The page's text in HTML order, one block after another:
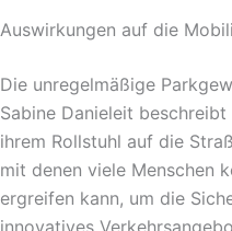
Auswirkungen auf die
Die unregelmäßige
Sabine Danieleit
ihrem Rollstuhl auf die
mit denen viele Menschen
ergreifen kann, um die
innovatives